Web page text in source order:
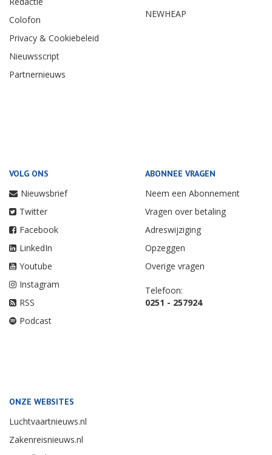
Colofon
Privacy & Cookiebeleid
Nieuwsscript
Partnernieuws
NEWHEAP
VOLG ONS
Nieuwsbrief
Twitter
Facebook
LinkedIn
Youtube
Instagram
RSS
Podcast
ABONNEE VRAGEN
Neem een Abonnement
Vragen over betaling
Adreswijziging
Opzeggen
Overige vragen
Telefoon:
0251 - 257924
ONZE WEBSITES
Luchtvaartnieuws.nl
Zakenreisnieuws.nl